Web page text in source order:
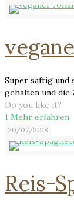
Super saftig und
gehalten und die
Do you like it?
1 Mehr erfahren
20/07/2018
Reis-